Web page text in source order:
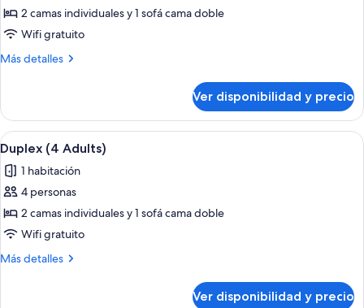
de
Duplex
(3
2 camas individuales y 1 sofá cama doble
Wifi gratuito
Más detalles
Más
(3
Adults)
Ver disponibilidad y precio
Ver
todas
las
fotos
de
Duplex
(4
Minibar, caja de seguridad en la
6
Duplex (4 Adults)
1 habitación
4 personas
2 camas individuales y 1 sofá cama doble
Wifi gratuito
Más detalles
Más
Ver disponibilidad y precio